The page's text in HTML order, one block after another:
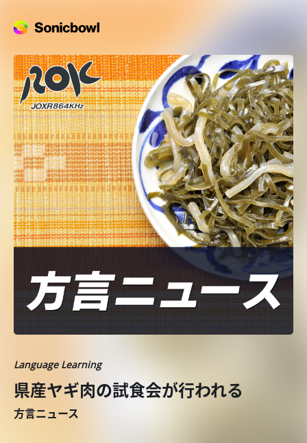
Language Learning
県産ヤギ肉の試食会が行われる
方言ニュース